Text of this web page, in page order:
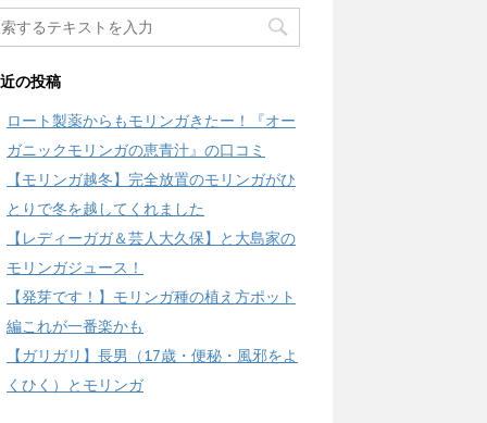
の投稿
ロート製薬からもモリンガきたー！『オー
ガニックモリンガの恵青汁』の口コミ
【モリンガ越冬】完全放置のモリンガがひ
とりで冬を越してくれました
【レディーガガ＆芸人大久保】と大島家の
モリンガジュース！
【発芽です！】モリンガ種の植え方ポット
編これが一番楽かも
【ガリガリ】長男（17歳・便秘・風邪をよ
くひく）とモリンガ